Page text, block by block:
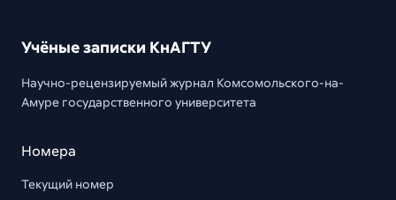
Учёные записки КнАГТУ
Научно-рецензируемый журнал Комсомольского-на-
Амуре государственного университета
Номера
Текущий номер